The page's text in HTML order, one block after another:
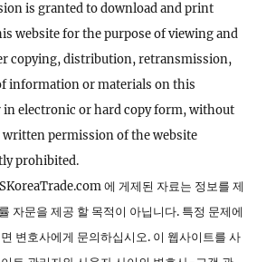
is granted to download and print
website for the purpose of viewing and
copying, distribution, retransmission,
information or materials on this
in electronic or hard copy form, without
permission of the website
prohibited.
에 게제된 자료는 정보를 제
자문을 제공 할 목적이 아닙니다. 특정 문제에
변호사에게 문의하십시오. 이 웹사이트를 사